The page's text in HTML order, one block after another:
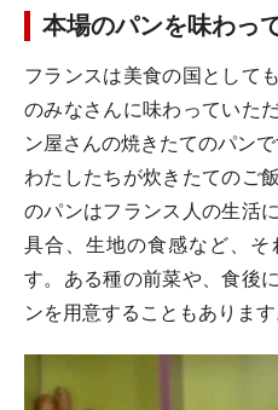
本場のパンを味わっ
フランスは美食の国として
のみなさんに味わっていた
ン屋さんの焼きたてのパンで
わたしたちが炊きたてのご
のパンはフランス人の生活
具合、生地の食感など、そ
す。ある種の前菜や、食後
ンを用意することもあります